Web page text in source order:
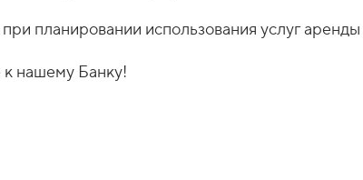
планировании использования услуг
к нашему Банку!